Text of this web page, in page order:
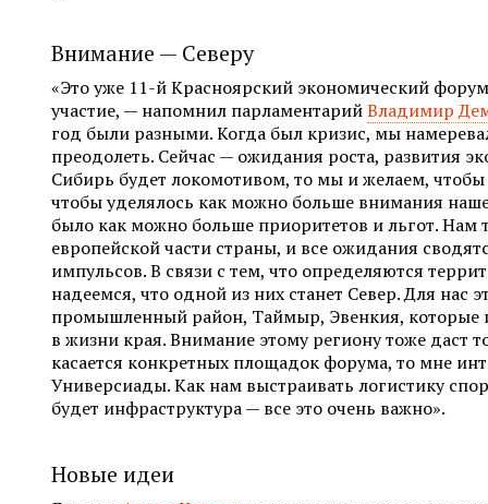
Внимание — Северу
«Это уже 11-й Красноярский экономический
участие, — напомнил парламентарийВладимир
год были разными. Когда был кризис, мы
преодолеть. Сейчас — ожидания роста, развития
Сибирь будет локомотивом, то мы и желаем, чтобы
чтобы уделялось как можно больше внимания
было как можно больше приоритетов и льгот. Нам
европейской части страны, и все ожидания
импульсов. В связи с тем, что определяются
надеемся, что одной из них станет Север. Для нас
промышленный район, Таймыр, Эвенкия, которые
в жизни края. Внимание этому региону тоже даст
касается конкретных площадок форума, то мне
Универсиады. Как нам выстраивать логистику
будет инфраструктура — все это очень важно».
Новые идеи